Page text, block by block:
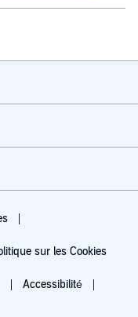
sur les Cookies
Accessibilité